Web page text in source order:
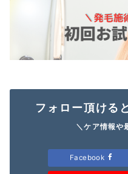
フォロー頂ける
＼ケア情報や
Facebook